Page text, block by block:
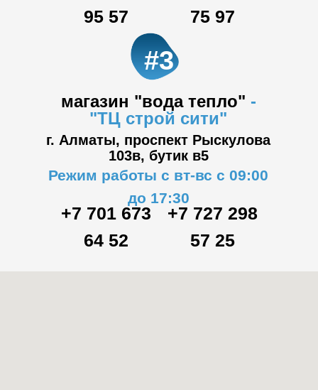
магазин "вода тепло" -
"ТЦ строй сити"
#3
г. Алматы, проспект Рыскулова
103в, бутик в5
Режим работы с вт-вс с 09:00
до 17:30
95 57
75 97
+7 701 673
64 52
+7 727 298
57 25